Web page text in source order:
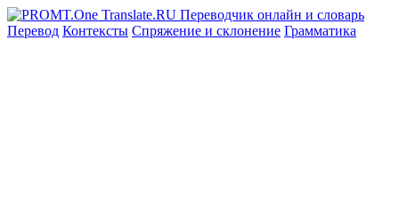
Перевод Контексты Спряжение и склонение Грамматика